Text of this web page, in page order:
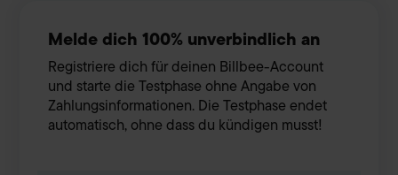
Melde dich 100% unverbindlich an
Registriere dich für deinen Billbee-Account
und starte die Testphase ohne Angabe von
Zahlungsinformationen. Die Testphase endet
automatisch, ohne dass du kündigen musst!